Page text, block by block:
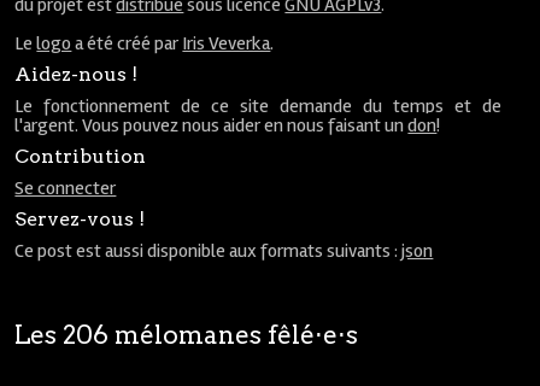
du projet estdistribué sous licenceGNU AGPLv3.
Lelogo a été créé par Iris Veverka.
Aidez-nous !
Le fonctionnement de ce site demande du temps et de
l'argent. Vous pouvez nous aider en nous faisant undon!
Contribution
Se connecter
Servez-vous !
Ce post est aussi disponible aux formats suivants :json
Les 206 mélomanes fêlé⋅e⋅s